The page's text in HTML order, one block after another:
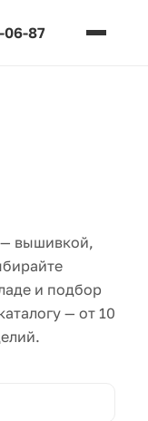
06-87
— вышивкой,
и подбор
— от 10